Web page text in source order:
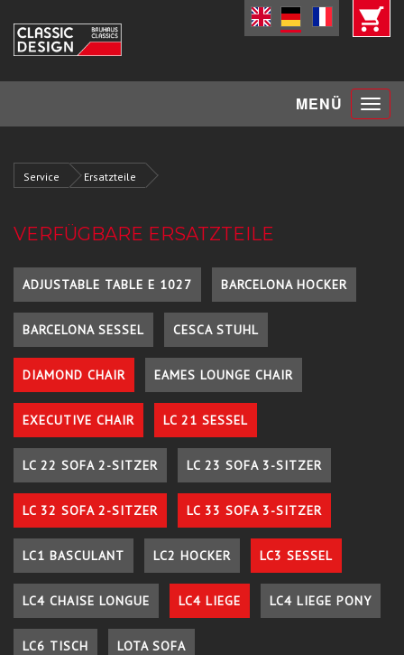
MENÜ Toggle
Service Ersatzteile
VERFÜGBARE ERSATZTEILE
ADJUSTABLE TABLE E 1027 BARCELONA HOCKER
BARCELONA SESSEL CESCA STUHL
DIAMOND CHAIR EAMES LOUNGE CHAIR
EXECUTIVE CHAIR LC 21 SESSEL
LC 22 SOFA 2-SITZER LC 23 SOFA 3-SITZER
LC 32 SOFA 2-SITZER LC 33 SOFA 3-SITZER
LC1 BASCULANT LC2 HOCKER LC3 SESSEL
LC4 CHAISE LONGUE LC4 LIEGE LC4 LIEGE PONY
LC6 TISCH LOTA SOFA